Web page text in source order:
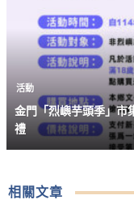
活動
金門「烈嶼芋頭季」市
禮
相關文章